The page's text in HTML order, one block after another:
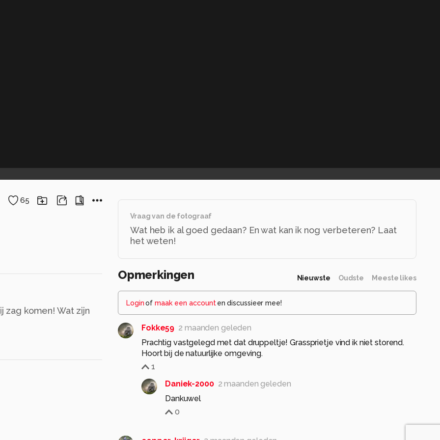
65
zag komen! Wat zijn
Vraag van de fotograaf
Wat heb ik al goed gedaan? En wat kan ik nog verbeteren? Laat
het weten!
Opmerkingen Nieuwste Oudste Meeste likes
Loginof maak een account en discussieer mee!
Fokke59 2 maanden geleden
Prachtig vastgelegd met dat druppeltje! Grassprietje vind ik niet storend.
Hoort bij de natuurlijke omgeving.
1
Daniek-2000 2 maanden geleden
Dankuwel
0